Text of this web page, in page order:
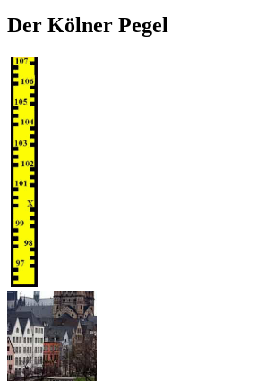
Der Kölner Pegel